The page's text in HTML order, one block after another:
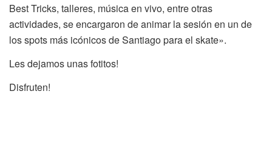
Best Tricks, talleres, música en vivo, entre otras
actividades, se encargaron de animar la sesión en un de
los spots más icónicos de Santiago para el skate».
Les dejamos unas fotitos!
Disfruten!